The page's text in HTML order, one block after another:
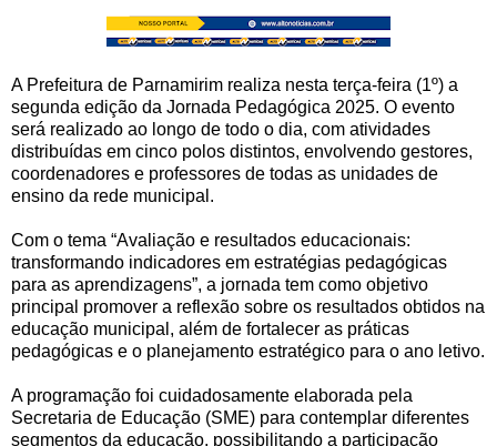
A Prefeitura de Parnamirim realiza nesta terça-feira (1º) a
segunda edição da Jornada Pedagógica 2025. O evento
será realizado ao longo de todo o dia, com atividades
distribuídas em cinco polos distintos, envolvendo gestores,
coordenadores e professores de todas as unidades de
ensino da rede municipal.
Com o tema “Avaliação e resultados educacionais:
transformando indicadores em estratégias pedagógicas
para as aprendizagens”, a jornada tem como objetivo
principal promover a reflexão sobre os resultados obtidos na
educação municipal, além de fortalecer as práticas
pedagógicas e o planejamento estratégico para o ano letivo.
A programação foi cuidadosamente elaborada pela
Secretaria de Educação (SME) para contemplar diferentes
segmentos da educação, possibilitando a participação